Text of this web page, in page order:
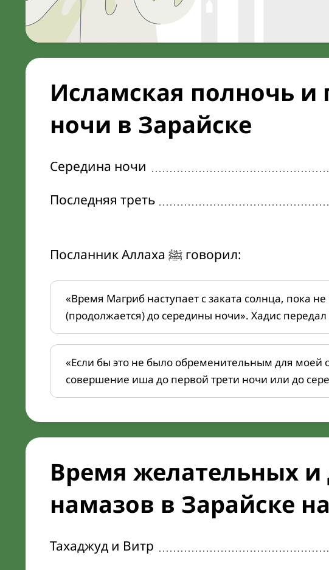
Исламская полночь и
ночи в Зарайске
Середина ночи
Последняя треть
Посланник Аллаха ﷺ говорил:
«Время Магриб наступает с заката солнца, пока
(продолжается) до середины ночи». Хадис
«Если бы это не было обременительным для
совершение иша до первой трети ночи или до
Время желательных
намазов в Зарайске
Тахаджуд и Витр